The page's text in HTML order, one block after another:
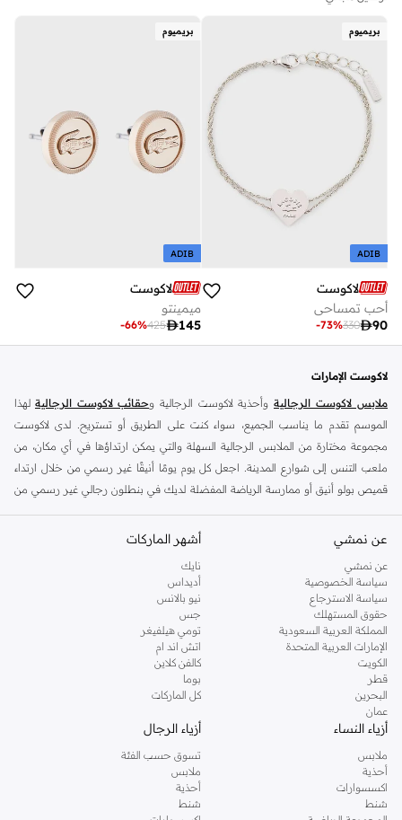
بريميوم
ADIB
لاكوست
أحب تمساحي
90
330
-73%
بريميوم
ADIB
لاكوست
ميمينتو
145
425
-66%
لاكوست الإمارات
ملابس لاكوست الرجالية وأحذية لاكوست الرجالية وحقائب لاكوست الرجالية لهذا
الموسم تقدم ما يناسب الجميع، سواء كنت على الطريق أو تستريح. لدى لاكوست
مجموعة مختارة من الملابس الرجالية السهلة والتي يمكن ارتداؤها في أي مكان، من
ملعب التنس إلى شوارع المدينة. اجعل كل يوم يومًا أنيقًا غير رسمي من خلال ارتداء
قميص بولو أنيق أو ممارسة الرياضة المفضلة لديك في بنطلون رجالي غير رسمي من
ومعاطف لاكوست الرجالية
. إذا كنت تستمتع بالموضة وتريد الظهور بأفضل ما لديك،
فإن ملابس لاكوست الرجالية هي الحل الأمثل. تم تصميم كل قطعة للأناقة والراحة
لتجعلك تشعر بالروعة. هناك الكثير من الجيوب لهاتفك، وأربطة لتحميك من الهواء البارد،
لذا مع إكسسوارات لاكوست الرجالية
لن تمر مرور الكرام أبدًا.الفت الأنظار بملابسك
وارتقي بستايلك إلى المستوى التالي مع زوج من النظارات الشمسية وحقيبة رجالي
عصرية من مجموعة حقائب لاكوست الرجالية. الراحة هي العنوان في هذه المجموعة،
وهي مصنوعة من أقمشة عالية الجودة مثل القطن البارد، والصوف الدافئ والصوف
العادي، والأقمشة عالية الجودة للرياضيين التي تسمح بمرور الهواء. يحتوي على جيوب
بسحاب وأكمام مبطنة وأكمام طويلة وقصيرة و
ساعة لاكوست للرجال
لاكوست الرجالية، ستحصل على إطلالة بسيطة و مميزة. تسوق في متجر نمشي
محافظ لاكوست الرجالية
تسوق أحذية لاكوست في دبي
عن نمشي
عن نمشي
سياسة الخصوصية
سياسة الاسترجاع
حقوق المستهلك
المملكة العربية السعودية
الإمارات العربية المتحدة
الكويت
قطر
البحرين
عمان
أشهر الماركات
نايك
أديداس
نيو بالانس
جس
تومي هيلفيغر
اتش اند ام
كالفن كلاين
بوما
كل الماركات
أزياء النساء
ملابس
أحذية
اكسسوارات
شنط
أزياء الرجال
تسوق حسب الفئة
ملابس
أحذية
شنط